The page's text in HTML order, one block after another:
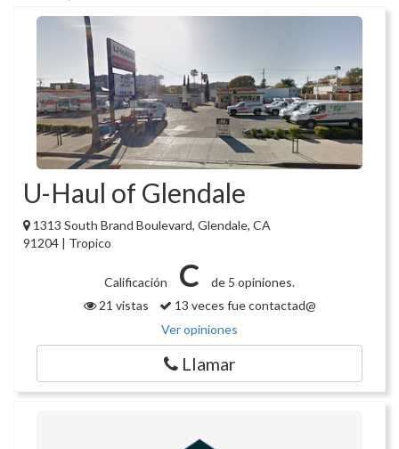
U-Haul of Glendale
1313 South Brand Boulevard, Glendale, CA
91204 | Tropico
Calificación C
de 5 opiniones.
21 vistas
13 veces fue contactad@
Ver opiniones
Llamar